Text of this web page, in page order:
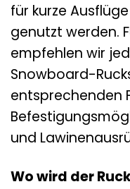
für kurze
genutzt werden.
empfehlen wir
Snowboard-
entsprechenden
und
Wo wird der